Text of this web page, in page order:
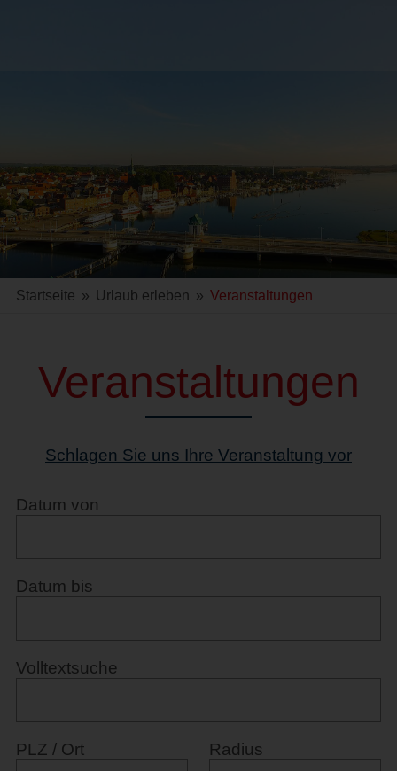
Startseite » Urlaub erleben » Veranstaltungen
Veranstaltungen
Schlagen Sie uns Ihre Veranstaltung vor
Datum von
Datum bis
Volltextsuche
PLZ / Ort Radius